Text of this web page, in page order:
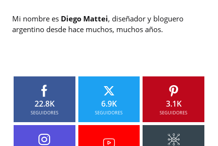
Mi nombre es Diego Mattei, diseñador y bloguero
argentino desde hace muchos, muchos años.
22.8K
SEGUIDORES
6.9K
SEGUIDORES
3.1K
SEGUIDORES